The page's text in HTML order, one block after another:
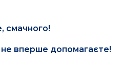
смачного!
вперше допомагаєте!